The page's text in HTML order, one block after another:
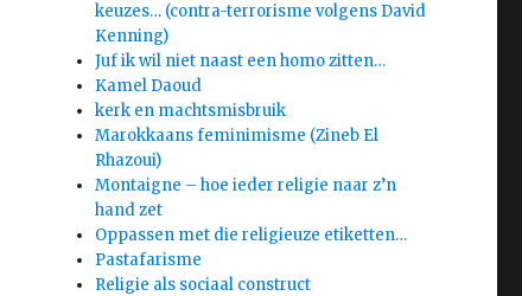
keuzes… (contra-terrorisme volgens David
Kenning)
Juf ik wil niet naast een homo zitten…
Kamel Daoud
kerk en machtsmisbruik
Marokkaans feminimisme (Zineb El
Rhazoui)
Montaigne – hoe ieder religie naar z’n
hand zet
Oppassen met die religieuze etiketten…
Pastafarisme
Religie als sociaal construct